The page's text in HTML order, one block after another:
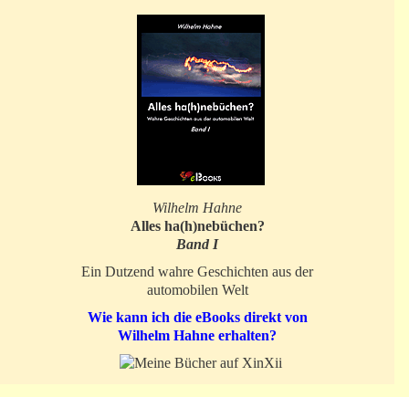
Wilhelm Hahne
Alles ha(h)nebüchen?
Band I
Ein Dutzend wahre Geschichten aus der
automobilen Welt
Wie kann ich die eBooks direkt von
Wilhelm Hahne erhalten?